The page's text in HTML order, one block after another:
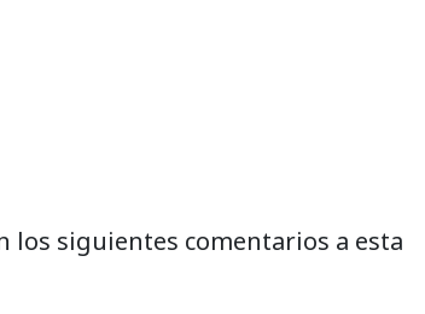
los siguientes comentarios a esta